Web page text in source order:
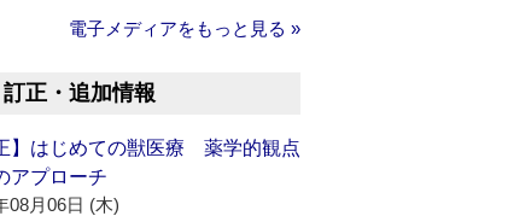
電子メディアをもっと見る »
正・追加情報
】はじめての獣医療 薬学的観点
アプローチ
08月06日 (木)